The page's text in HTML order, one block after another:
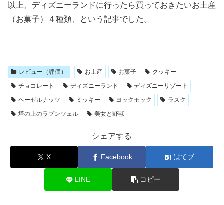
以上、ディズニーランドに行ったら買っておきたいお土産
（お菓子）４種類、という記事でした。
レビュー（評価） お土産 お菓子
クッキー
チョコレート
ディズニーランド
ディズニーリゾート
ヘーゼルナッツ
ミッキー ヨックモック
ラスク
塔の上のラプンツェル
美女と野獣
シェアする
X Facebook はてブ
LINE コピー